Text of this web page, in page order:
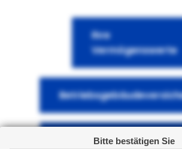
Bitte bestätigen Sie
Ihre
Vermögenswerte